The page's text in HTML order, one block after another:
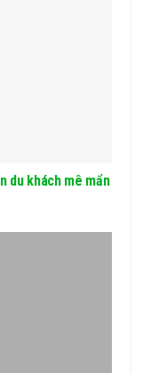
du khách mê mẩn